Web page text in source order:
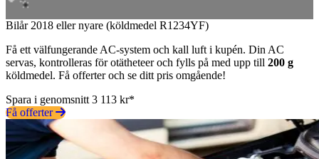
Bilår 2018 eller nyare (köldmedel R1234YF)
Få ett välfungerande AC-system och kall luft i kupén. Din AC
servas, kontrolleras för otätheteer och fylls på med upp till 200 g
köldmedel. Få offerter och se ditt pris omgående!
Spara i genomsnitt 3 113 kr*
Få offerter